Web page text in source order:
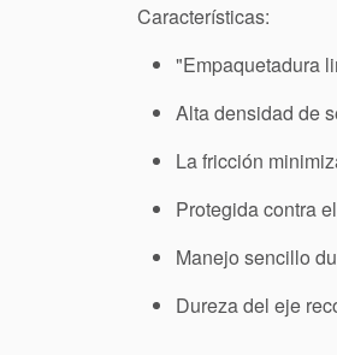
Características:
"Empaquetadura
Alta densidad de
La fricción
Protegida contra
Manejo sencillo
Dureza del eje